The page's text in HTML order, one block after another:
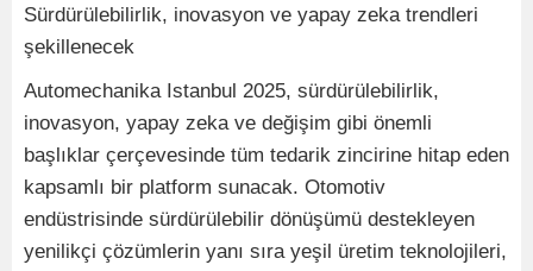
Sürdürülebilirlik, inovasyon ve yapay zeka trendleri
şekillenecek
Automechanika Istanbul 2025, sürdürülebilirlik,
inovasyon, yapay zeka ve değişim gibi önemli
başlıklar çerçevesinde tüm tedarik zincirine hitap eden
kapsamlı bir platform sunacak. Otomotiv
endüstrisinde sürdürülebilir dönüşümü destekleyen
yenilikçi çözümlerin yanı sıra yeşil üretim teknolojileri,